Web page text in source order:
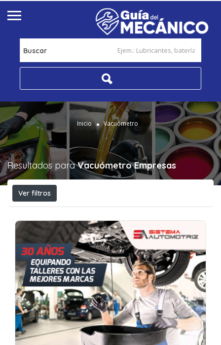
Buscar
Inicio Vacuómetro
Resultados paraVacuómetro Empresas
Ver filtros